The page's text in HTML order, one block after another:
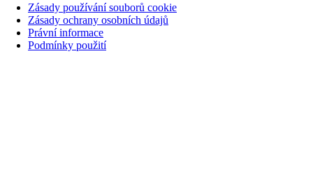
Zásady používání souborů cookie
Zásady ochrany osobních údajů
Právní informace
Podmínky použití